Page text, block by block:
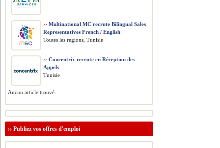
›› Multinational MC recrute Bilingual Sales
Representatives French / English
Toutes les régions, Tunisie
›› Concentrix recrute en Réception des
Appels
Tunisie
Aucun article trouvé.
››Publiez vos offres d'emploi